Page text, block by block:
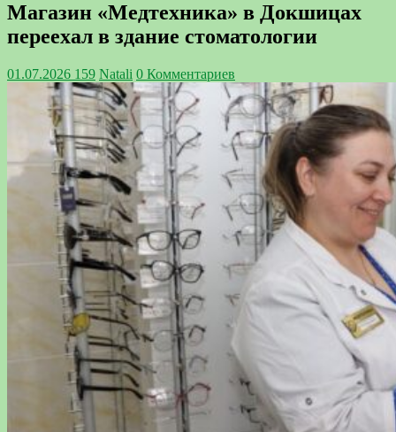
Магазин «Медтехника» в Докшицах
переехал в здание стоматологии
01.07.2026 159 Natali 0 Комментариев